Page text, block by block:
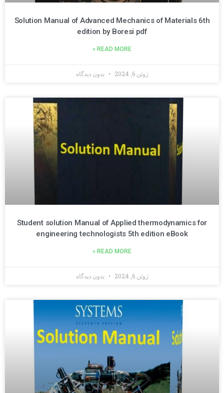
Solution Manual of Advanced Mechanics of Materials 6th
edition by Boresi pdf
READ MORE »
ژوئن 6, 2024 بدون دیدگاه
Student solution Manual of Applied thermodynamics for
engineering technologists 5th edition eBook
READ MORE »
ژوئن 6, 2024 بدون دیدگاه